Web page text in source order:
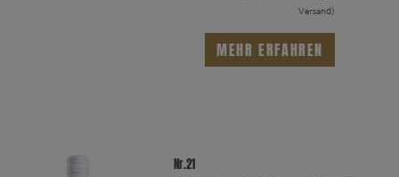
Versand)
MEHR ERFAHREN
Nr.21